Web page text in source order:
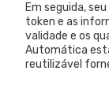
Em seguida,
token e as
validade e os
Automática
reutilizável